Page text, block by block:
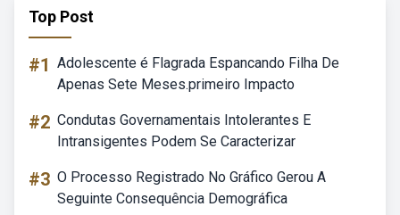
Top Post
#1 Adolescente é Flagrada Espancando Filha De
Apenas Sete Meses.primeiro Impacto
#2 Condutas Governamentais Intolerantes E
Intransigentes Podem Se Caracterizar
#3 O Processo Registrado No Gráfico Gerou A
Seguinte Consequência Demográfica